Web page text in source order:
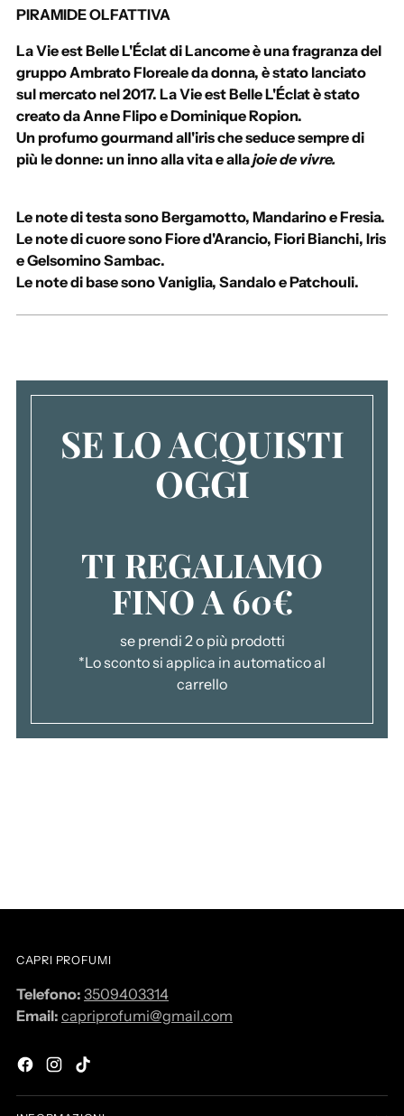
i
n
g
e
r
e
u
p
r
o
d
PIRAMIDE OLFATTIVA
La Vie est Belle L'Éclat di Lancome è una fragranza del
gruppo Ambrato Floreale da donna, è stato lanciato
sul mercato nel 2017. La Vie est Belle L'Éclat è stato
creato da Anne Flipo e Dominique Ropion.
Un profumogourmand all'irische seduce sempre di
più le donne: un inno alla vita e allajoie de vivre.
Le note di testa sono Bergamotto, Mandarino e Fresia.
Le note di cuore sono Fiore d'Arancio, Fiori Bianchi, Iris
e Gelsomino Sambac.
Le note di base sono Vaniglia, Sandalo e Patchouli.
SE LO ACQUISTI
OGGI
TI REGALIAMO
FINO A 60€
se prendi 2 o più prodotti
*Lo sconto si applica in automatico al
carrello
CAPRI PROFUMI
Telefono: 3509403314
Email: capriprofumi@gmail.com